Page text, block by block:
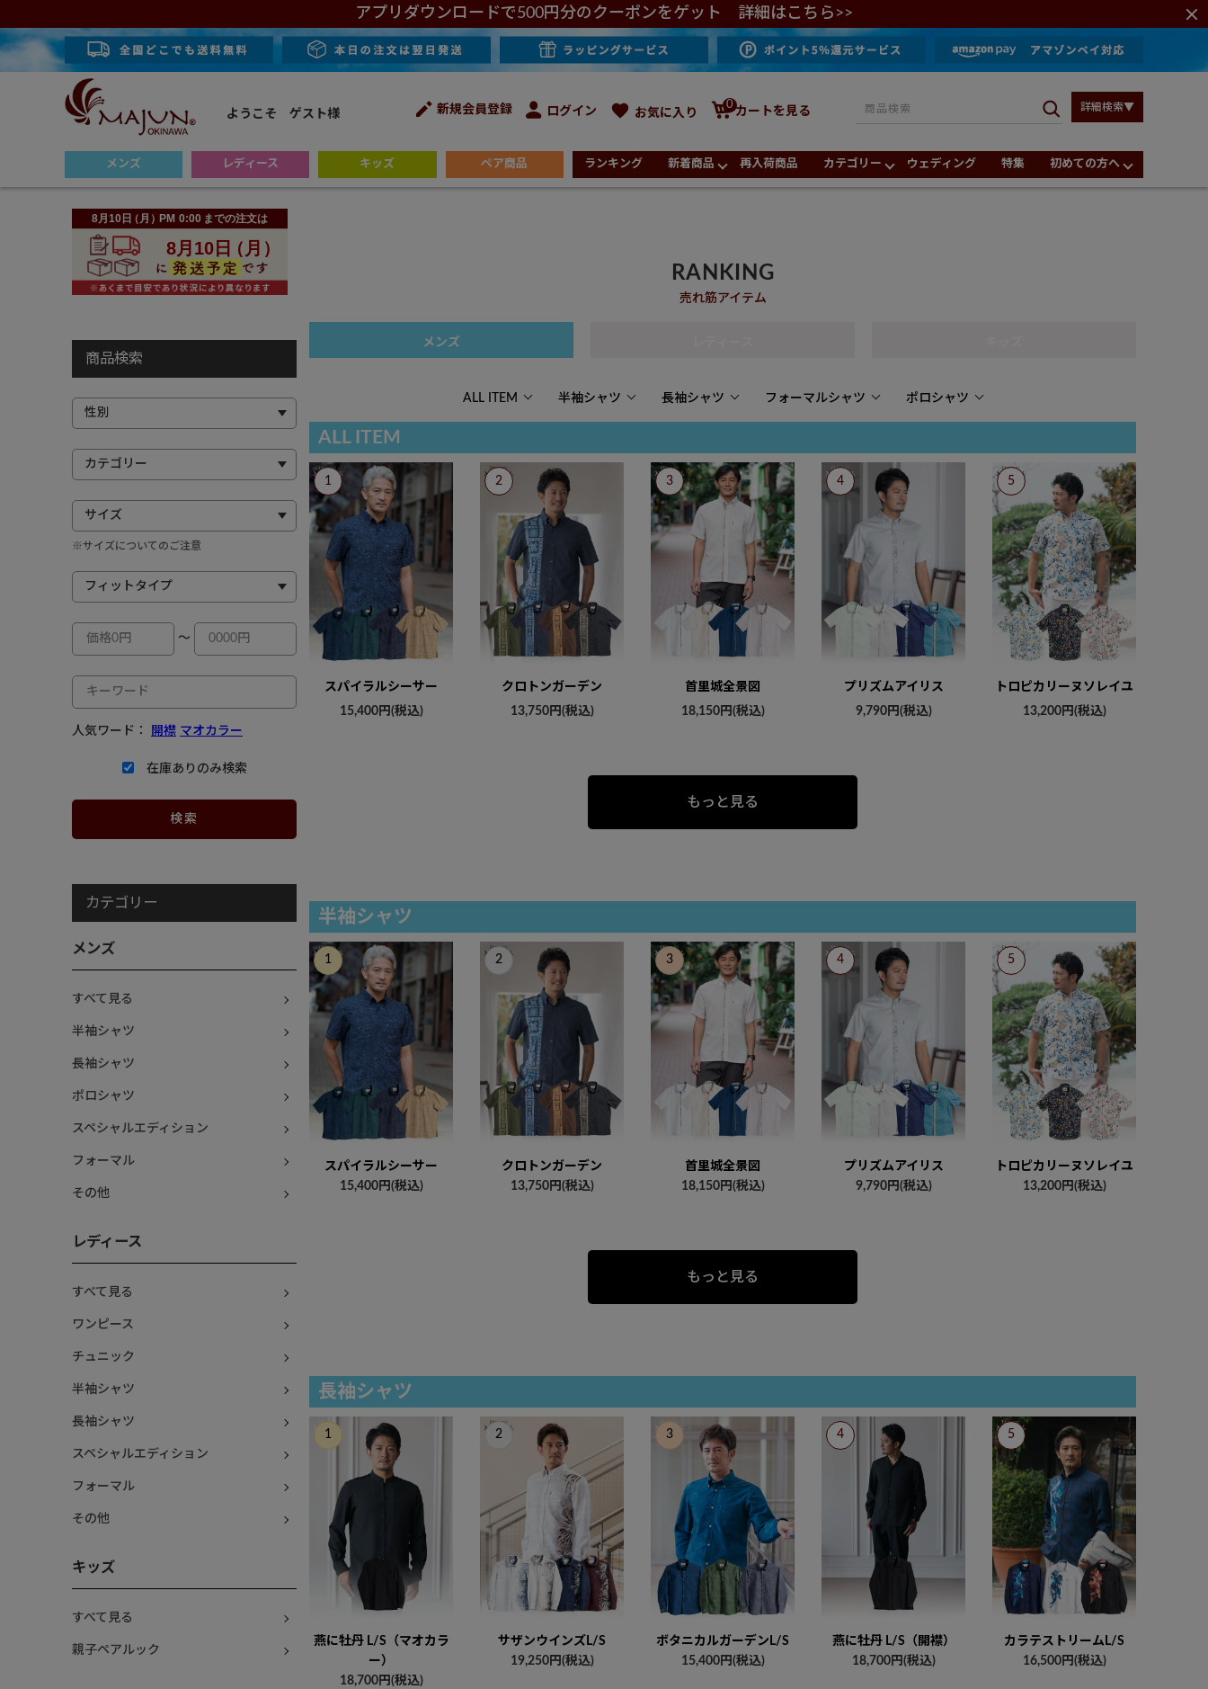
アプリダウンロードで500円分のクーポンをゲット 詳細はこちら>>
ようこそ ゲスト様 新規会員登録 ログイン お気に入り
0
カートを見る 詳細検索▼
メンズ レディース キッズ ペア商品 ランキング 新着商品 再入荷商品 カテゴリー ウェディング 特集 初めての方へ
商品検索
※サイズについてのご注意
～
人気ワード： 開襟 マオカラー
在庫ありのみ検索
カテゴリー
メンズ
すべて見る
半袖シャツ
長袖シャツ
ポロシャツ
スペシャルエディション
フォーマル
その他
レディース
すべて見る
ワンピース
チュニック
半袖シャツ
長袖シャツ
スペシャルエディション
フォーマル
その他
キッズ
すべて見る
親子ペアルック
RANKING
売れ筋アイテム
メンズ
ALL ITEM 半袖シャツ 長袖シャツ フォーマルシャツ ポロシャツ
ALL ITEM
スパイラルシーサー
15,400円(税込)
クロトンガーデン
13,750円(税込)
首里城全景図
18,150円(税込)
プリズムアイリス
9,790円(税込)
トロピカリーヌソレイユ
13,200円(税込)
もっと見る
半袖シャツ
スパイラルシーサー
15,400円(税込)
クロトンガーデン
13,750円(税込)
首里城全景図
18,150円(税込)
プリズムアイリス
9,790円(税込)
トロピカリーヌソレイユ
13,200円(税込)
もっと見る
長袖シャツ
燕に牡丹 L/S（マオカラ
ー）
18,700円(税込)
サザンウインズL/S
19,250円(税込)
ボタニカルガーデンL/S
15,400円(税込)
燕に牡丹 L/S（開襟）
18,700円(税込)
カラテストリームL/S
16,500円(税込)